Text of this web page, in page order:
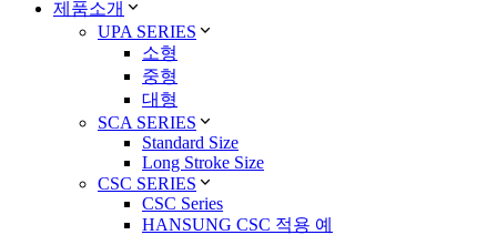
제품소개
UPA SERIES
소형
중형
대형
SCA SERIES
Standard Size
Long Stroke Size
CSC SERIES
CSC Series
HANSUNG CSC 적용 예